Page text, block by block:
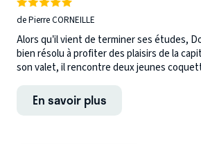
de Pierre CORNEILLE
Alors qu’il vient de terminer ses études,
bien résolu à profiter des plaisirs de la
son valet, il rencontre deux jeunes
En savoir plus